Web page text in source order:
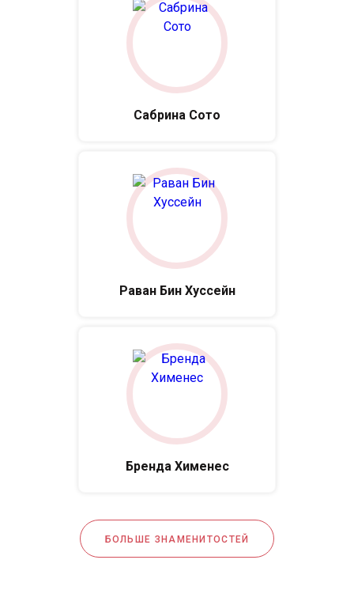
Сабрина Сото
Раван Бин Хуссейн
Бренда Хименес
БОЛЬШЕ ЗНАМЕНИТОСТЕЙ